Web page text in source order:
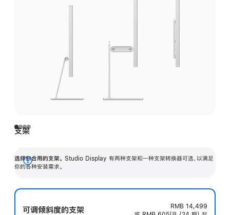
支架
选择你合用的支架。 Studio Display 有两种支架和一种支架转换器可选，以满足
你的各种安装需求。
展
可调倾斜度的支架
RMB 14,499